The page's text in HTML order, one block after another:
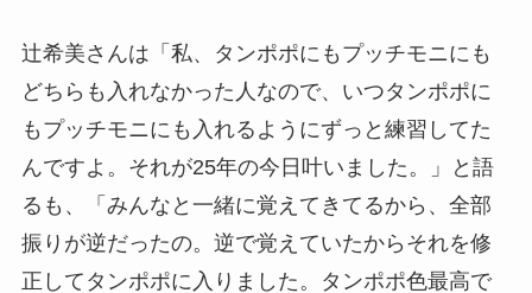
辻希美さんは「私、タンポポにもプッチモニにも
どちらも入れなかった人なので、いつタンポポに
もプッチモニにも入れるようにずっと練習してた
んですよ。それが25年の今日叶いました。」と語
るも、「みんなと一緒に覚えてきてるから、全部
振りが逆だったの。逆で覚えていたからそれを修
正してタンポポに入りました。タンポポ色最高で